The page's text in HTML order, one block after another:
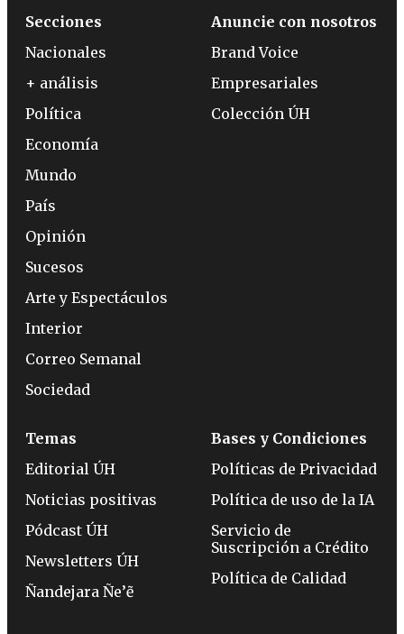
Secciones
Nacionales
+ análisis
Política
Economía
Mundo
País
Opinión
Sucesos
Arte y Espectáculos
Interior
Correo Semanal
Sociedad
Anuncie con nosotros
Brand Voice
Empresariales
Colección ÚH
Temas
Editorial ÚH
Noticias positivas
Pódcast ÚH
Newsletters ÚH
Ñandejara Ñe’ẽ
Bases y Condiciones
Políticas de Privacidad
Política de uso de la IA
Servicio de
Suscripción a Crédito
Política de Calidad